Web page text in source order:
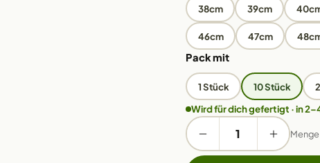
38cm 39cm
46cm 47cm
Pack mit
1 Stück 10 Stück
Wird für dich gefertigt · in